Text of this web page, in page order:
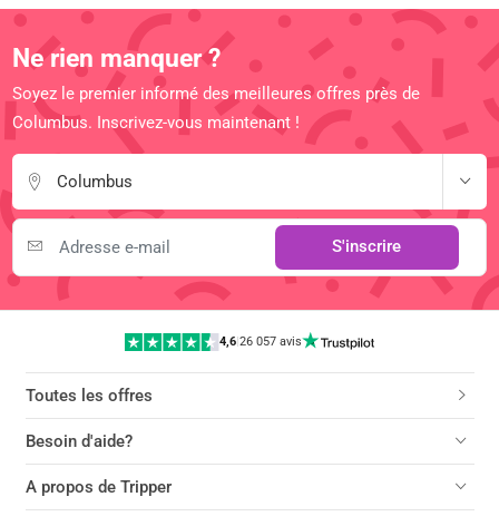
Ne rien manquer ?
Soyez le premier informé des meilleures offres près de
Columbus. Inscrivez-vous maintenant !
Columbus
S'inscrire
4,6 |26 057 avis
Toutes les offres
Besoin d'aide?
A propos de Tripper